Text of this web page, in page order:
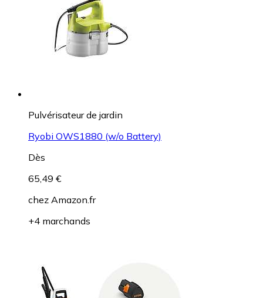
Pulvérisateur de jardin
Ryobi OWS1880 (w/o Battery)
Dès
65,49 €
chez Amazon.fr
+4 marchands